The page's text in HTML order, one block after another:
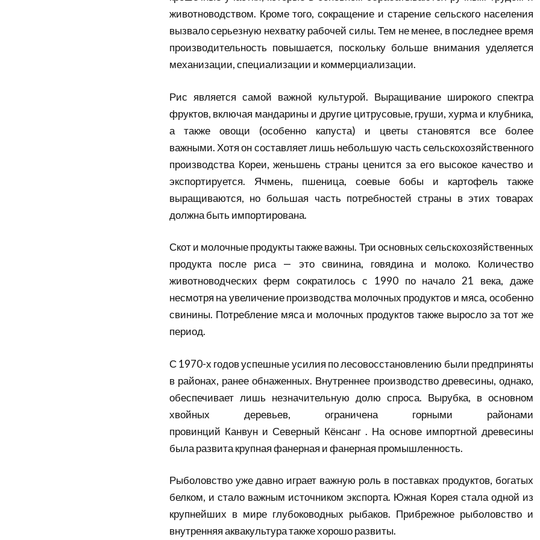
животноводством. Кроме того, сокращение и старение сельского населения
вызвало серьезную нехватку рабочей силы. Тем не менее, в последнее время
производительность повышается, поскольку больше внимания уделяется
механизации, специализации и коммерциализации.
Рис является самой важной культурой. Выращивание широкого спектра
фруктов, включая мандарины и другие цитрусовые, груши, хурма и клубника,
а также овощи (особенно капуста) и цветы становятся все более
важными. Хотя онсоставляетлишь небольшую часть сельскохозяйственного
производства Кореи,женьшень страны ценится за его высокое качество и
экспортируется. Ячмень, пшеница, соевые бобы и картофель также
выращиваются, но большая часть потребностей страны в этих товарах
должна быть импортирована.
Скот и молочные продукты также важны. Три основных сельскохозяйственных
продукта после риса— это свинина, говядина и молоко. Количество
животноводческих ферм сократилось с 1990 по начало 21 века, даже
несмотря на увеличение производства молочных продуктов и мяса, особенно
свинины. Потреблениемяса и молочных продуктов также выросло за тот же
период.
С 1970-х годов успешные усилия по лесовосстановлению были предприняты
в районах, ранее обнаженных. Внутреннее производство древесины, однако,
обеспечивает лишь незначительную долю спроса. Вырубка, в основном
хвойных деревьев, ограничена горными районами
провинций КанвуниСеверный Кёнсанг . На основе импортной древесины
была развита крупная фанерная и фанерная промышленность.
Рыболовство уже давно играет важную роль в поставках продуктов, богатых
белком, и стало важным источником экспорта. Южная Корея стала одной из
крупнейших в мире глубоководных рыбаков. Прибрежное рыболовство и
внутренняя аквакультура также хорошо развиты.